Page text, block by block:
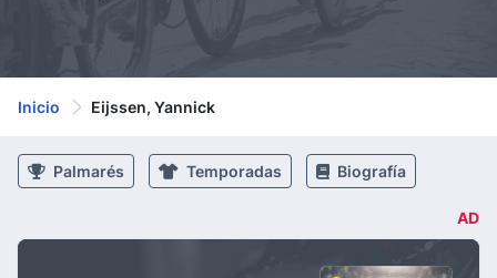
Inicio Eijssen, Yannick
Palmarés Temporadas Biografía
AD